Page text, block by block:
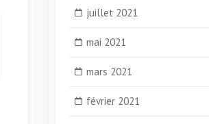
juillet 2021
mai 2021
mars 2021
février 2021